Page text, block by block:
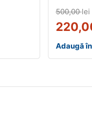
500,00lei
Adaugă